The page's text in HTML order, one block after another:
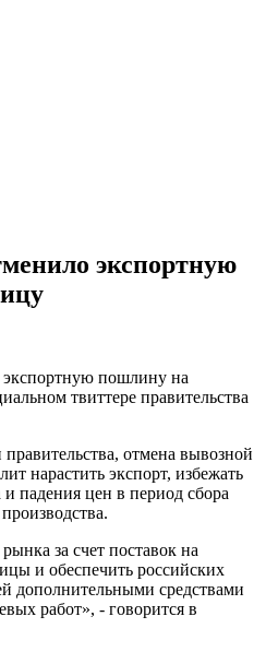
экспортную
экспортную пошлину на
твиттере правительства
отмена вывозной
нарастить экспорт, избежать
падения цен в период сбора
за счет поставок на
и обеспечить российских
дополнительными средствами
работ», - говорится в